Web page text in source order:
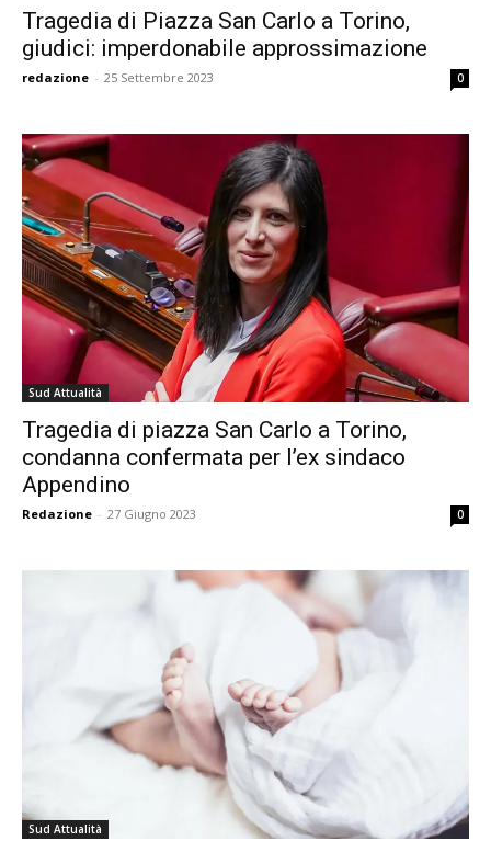
Tragedia di Piazza San Carlo a Torino,
giudici: imperdonabile approssimazione
redazione - 25 Settembre 2023 0
Sud Attualità
Tragedia di piazza San Carlo a Torino,
condanna confermata per l’ex sindaco
Appendino
Redazione - 27 Giugno 2023 0
Sud Attualità